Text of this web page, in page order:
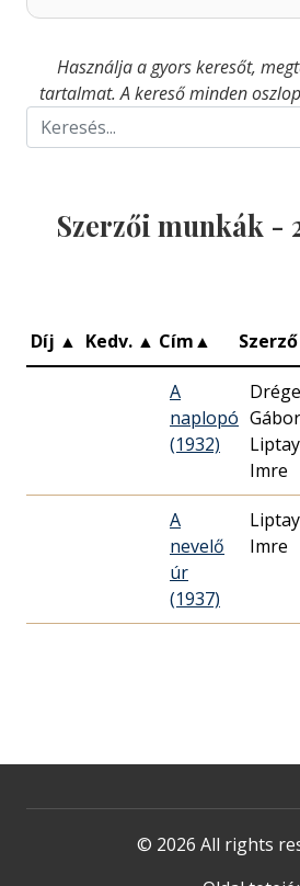
Használja a gyors keresőt,
tartalmat. A kereső minden
Szerzői munkák -
Díj ▲ Kedv. ▲ Cím▲ Szerző
A
naplopó
(1932)
Liptay
Imre
A
nevelő
úr
(1937)
Liptay
Imre
© 2026 All rights